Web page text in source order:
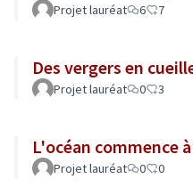
Projet lauréat 6 7
Des vergers en
Projet lauréat 0 3
L'océan commence
Projet lauréat 0 0